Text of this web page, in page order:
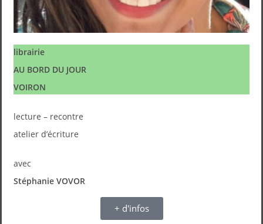
librairie
AU BORD DU JOUR
VOIRON
lecture – recontre
atelier d’écriture
avec
Stéphanie VOVOR
+ d'infos